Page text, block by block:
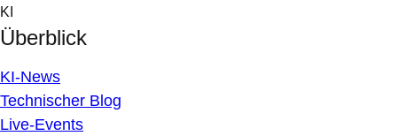
Skip
to
content
KI
Überblick
KI-News
Technischer Blog
Live-Events